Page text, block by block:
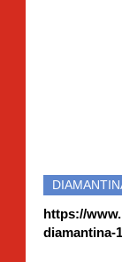
https://
diamantina-